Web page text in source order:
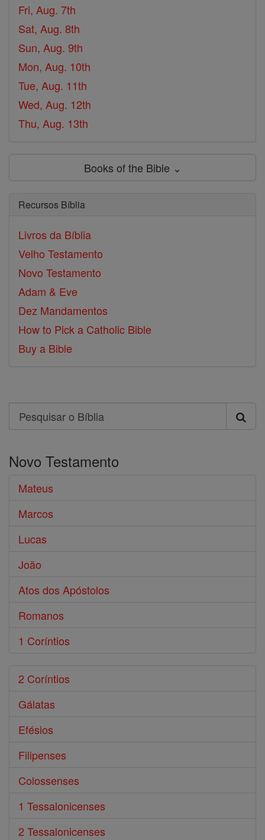
Fri, Aug. 7th
Sat, Aug. 8th
Sun, Aug. 9th
Mon, Aug. 10th
Tue, Aug. 11th
Wed, Aug. 12th
Thu, Aug. 13th
Books of the Bible ⌄
Recursos Bíblia
Livros da Bíblia
Velho Testamento
Novo Testamento
Adam & Eve
Dez Mandamentos
How to Pick a Catholic Bible
Buy a Bible
Search
Pesquisar
Bíblia
Novo Testamento
Mateus
Marcos
Lucas
João
Atos dos Apóstolos
Romanos
1 Coríntios
2 Coríntios
Gálatas
Efésios
Filipenses
Colossenses
1 Tessalonicenses
2 Tessalonicenses